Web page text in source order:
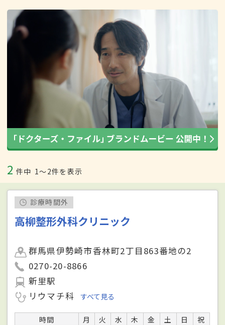
2 件中 1〜2件を表示
診療時間外
高柳整形外科クリニック
群馬県伊勢崎市香林町2丁目863番地の2
0270-20-8866
新里駅
リウマチ科
すべて見る
時間 月 火 水 木 金 土 日
祝